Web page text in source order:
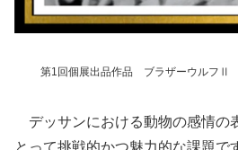
第1回個展出品作品 ブラザーウル
デッサンにおける動物の感情の